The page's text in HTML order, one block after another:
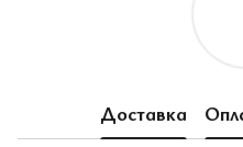
Доставка